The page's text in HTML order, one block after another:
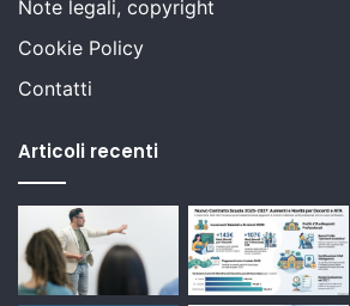
Note legali, copyright
Cookie Policy
Contatti
Articoli recenti